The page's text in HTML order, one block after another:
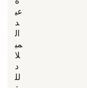
عي
د
ال
مي
لا
د
لل